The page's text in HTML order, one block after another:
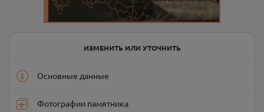
ИЗМЕНИТЬ ИЛИ УТОЧНИТЬ
Основные данные
Фотографии памятника